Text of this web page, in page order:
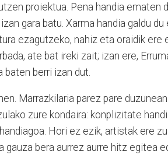
proiektua. Pena handia ematen
gara batu. Xarma handia galdu du
ezagutzeko, nahiz eta oraidik ere
ate bat ireki zait; izan ere,
berri izan dut.
Marrazkilaria parez pare
zure kondaira: konplizitate
Hori ez ezik, artistak ere
bera aurrez aurre hitz egitea